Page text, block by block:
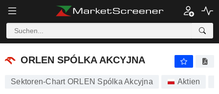
ORLEN SPÓLKA AKCYJNA
ORLEN SPÓLKA AKCYJNA
Sektoren-Chart ORLEN Spólka Akcyjna Aktien